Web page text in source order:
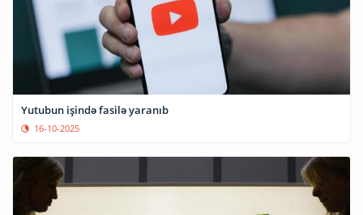
Yutubun işində fasilə yaranıb
16-10-2025